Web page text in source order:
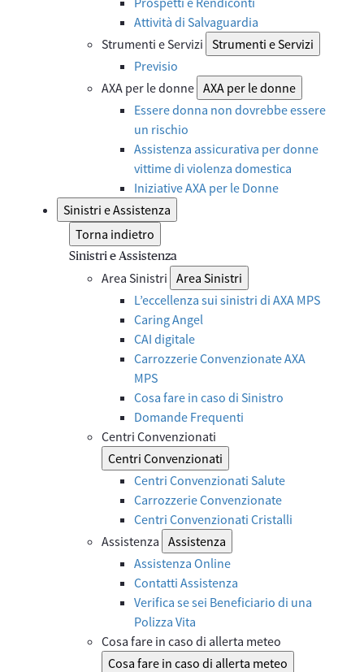
Attività di Salvaguardia
Strumenti e Servizi Strumenti e Servizi
Previsio
AXA per le donne AXA per le donne
Essere donna non dovrebbe essere
un rischio
Assistenza assicurativa per donne
vittime di violenza domestica
Iniziative AXA per le Donne
Sinistri e Assistenza
Torna indietro
Sinistri e Assistenza
Area Sinistri Area Sinistri
L’eccellenza sui sinistri di AXA MPS
Caring Angel
CAI digitale
Carrozzerie Convenzionate AXA
MPS
Cosa fare in caso di Sinistro
Domande Frequenti
Centri Convenzionati
Centri Convenzionati
Centri Convenzionati Salute
Carrozzerie Convenzionate
Centri Convenzionati Cristalli
Assistenza Assistenza
Assistenza Online
Contatti Assistenza
Verifica se sei Beneficiario di una
Polizza Vita
Cosa fare in caso di allerta meteo
Cosa fare in caso di allerta meteo